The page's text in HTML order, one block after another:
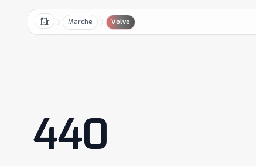
Home Marche Volvo
440